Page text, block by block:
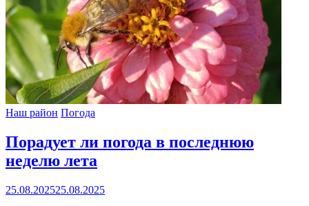
Наш район Погода
Порадует ли погода в последнюю
неделю лета
25.08.202525.08.2025